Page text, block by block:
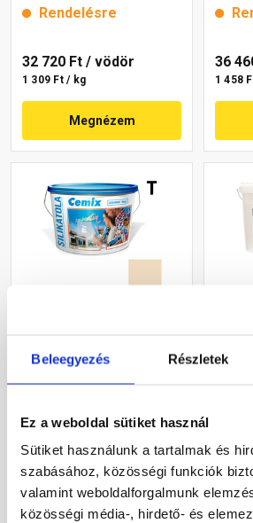
Beleegyezés Részletek
Ez a weboldal sütiket használ
Sütiket használunk a tartalmak és
szabásához, közösségi funkciók
valamint weboldalforgalmunk
közösségi média-, hirdető- és
Rendelésre
32 720 Ft / vödör
1 309 Ft / kg
Megnézem
36
1 458
kapart 1,5 mm 5171 rusty
45 920 Ft / vödör
Megnézem
30